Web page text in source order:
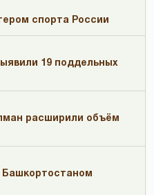
спорта России
19 поддельных
расширили объём
Башкортостаном